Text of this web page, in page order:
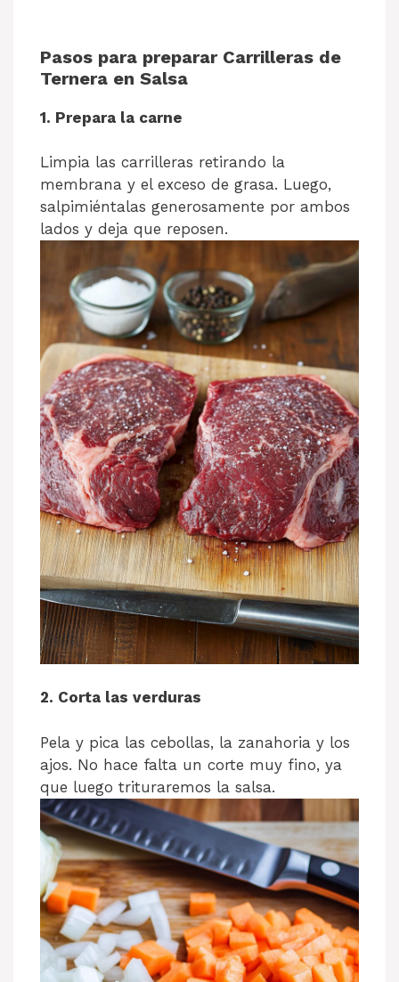
Pasos para preparar Carrilleras de
Ternera en Salsa
1. Prepara la carne
Limpia las carrilleras retirando la
membrana y el exceso de grasa. Luego,
salpimiéntalas generosamente por ambos
lados y deja que reposen.
2. Corta las verduras
Pela y pica las cebollas, la zanahoria y los
ajos. No hace falta un corte muy fino, ya
que luego trituraremos la salsa.